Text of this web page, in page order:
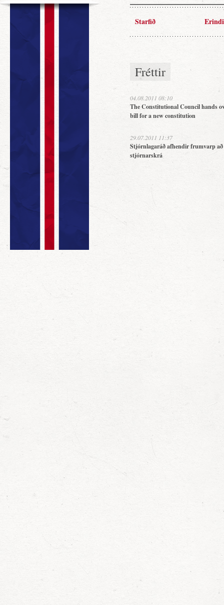
Starfið Erindi
Fréttir
04.08.2011 08:10
The Constitutional Council hands
bill for a new constitution
29.07.2011 11:37
Stjórnlagaráð afhendir frumvarp
stjórnarskrá